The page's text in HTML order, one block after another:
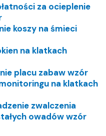
za ocieplenie
koszy na śmieci
na klatkach
placu zabaw wzór
na klatkach
zwalczenia
owadów wzór